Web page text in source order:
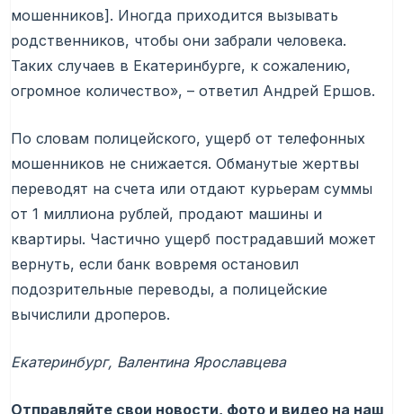
мошенников]. Иногда приходится вызывать
родственников, чтобы они забрали человека.
Таких случаев в Екатеринбурге, к сожалению,
огромное количество», – ответил Андрей Ершов.
По словам полицейского, ущерб от телефонных
мошенников не снижается. Обманутые жертвы
переводят на счета или отдают курьерам суммы
от 1 миллиона рублей, продают машины и
квартиры. Частично ущерб пострадавший может
вернуть, если банк вовремя остановил
подозрительные переводы, а полицейские
вычислили дроперов.
Екатеринбург, Валентина Ярославцева
Отправляйте свои новости, фото и видео на наш